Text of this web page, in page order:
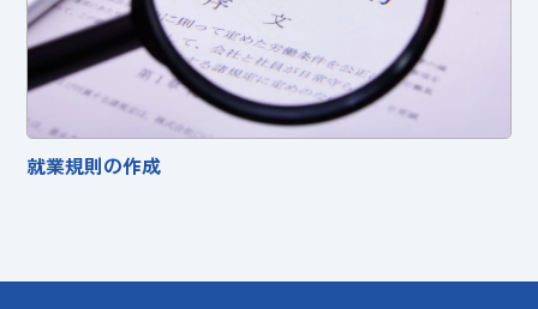
就業規則の作成